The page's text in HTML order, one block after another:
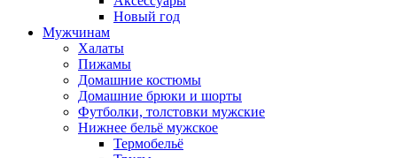
Новый год
Мужчинам
Халаты
Пижамы
Домашние костюмы
Домашние брюки и шорты
Футболки, толстовки мужские
Нижнее бельё мужское
Термобельё